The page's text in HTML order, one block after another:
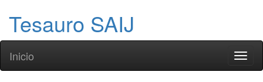
Tesauro SAIJ
Inicio